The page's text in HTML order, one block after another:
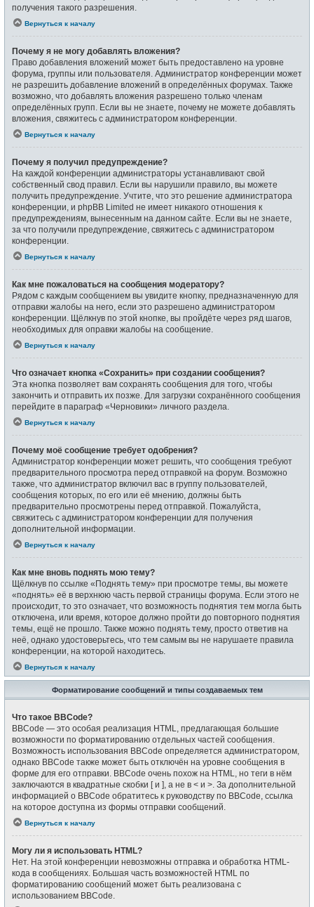
получения такого разрешения.
Вернуться к началу
Почему я не могу добавлять вложения?
Право добавления вложений может быть предоставлено на уровне
форума, группы или пользователя. Администратор конференции может
не разрешить добавление вложений в определённых форумах. Также
возможно, что добавлять вложения разрешено только членам
определённых групп. Если вы не знаете, почему не можете добавлять
вложения, свяжитесь с администратором конференции.
Вернуться к началу
Почему я получил предупреждение?
На каждой конференции администраторы устанавливают свой
собственный свод правил. Если вы нарушили правило, вы можете
получить предупреждение. Учтите, что это решение администратора
конференции, и phpBB Limited не имеет никакого отношения к
предупреждениям, вынесенным на данном сайте. Если вы не знаете,
за что получили предупреждение, свяжитесь с администратором
конференции.
Вернуться к началу
Как мне пожаловаться на сообщения модератору?
Рядом с каждым сообщением вы увидите кнопку, предназначенную для
отправки жалобы на него, если это разрешено администратором
конференции. Щёлкнув по этой кнопке, вы пройдёте через ряд шагов,
необходимых для оправки жалобы на сообщение.
Вернуться к началу
Что означает кнопка «Сохранить» при создании сообщения?
Эта кнопка позволяет вам сохранять сообщения для того, чтобы
закончить и отправить их позже. Для загрузки сохранённого сообщения
перейдите в параграф «Черновики» личного раздела.
Вернуться к началу
Почему моё сообщение требует одобрения?
Администратор конференции может решить, что сообщения требуют
предварительного просмотра перед отправкой на форум. Возможно
также, что администратор включил вас в группу пользователей,
сообщения которых, по его или её мнению, должны быть
предварительно просмотрены перед отправкой. Пожалуйста,
свяжитесь с администратором конференции для получения
дополнительной информации.
Вернуться к началу
Как мне вновь поднять мою тему?
Щёлкнув по ссылке «Поднять тему» при просмотре темы, вы можете
«поднять» её в верхнюю часть первой страницы форума. Если этого не
происходит, то это означает, что возможность поднятия тем могла быть
отключена, или время, которое должно пройти до повторного поднятия
темы, ещё не прошло. Также можно поднять тему, просто ответив на
неё, однако удостоверьтесь, что тем самым вы не нарушаете правила
конференции, на которой находитесь.
Вернуться к началу
Форматирование сообщений и типы создаваемых тем
Что такое BBCode?
BBCode — это особая реализация HTML, предлагающая большие
возможности по форматированию отдельных частей сообщения.
Возможность использования BBCode определяется администратором,
однако BBCode также может быть отключён на уровне сообщения в
форме для его отправки. BBCode очень похож на HTML, но теги в нём
заключаются в квадратные скобки [ и ], а не в < и >. За дополнительной
информацией о BBCode обратитесь к руководству по BBCode, ссылка
на которое доступна из формы отправки сообщений.
Вернуться к началу
Могу ли я использовать HTML?
Нет. На этой конференции невозможны отправка и обработка HTML-
кода в сообщениях. Большая часть возможностей HTML по
форматированию сообщений может быть реализована с
использованием BBCode.